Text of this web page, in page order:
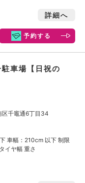
詳細へ
予約する
車場【日祝の
区千竈通6丁目34
車幅：210cm 以下 制限
イヤ幅 重さ